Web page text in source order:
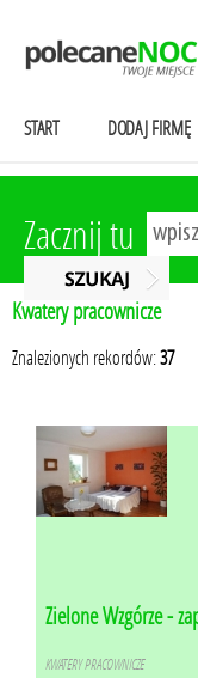
START DODAJ FIRMĘ
Zacznij tu
Kwatery pracownicze
Znalezionych rekordów:37
Zielone Wzgórze -
KWATERY PRACOWNICZE